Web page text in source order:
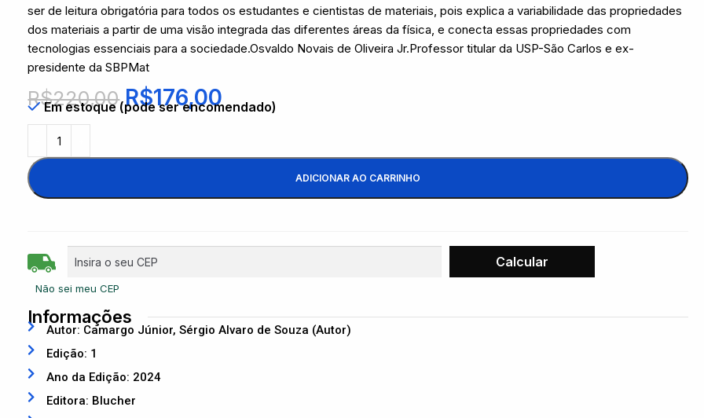
ser de leitura obrigatória para todos os estudantes e cientistas de materiais, pois explica a variabilidade das propriedades
dos materiais a partir de uma visão integrada das diferentes áreas da física, e conecta essas propriedades com
tecnologias essenciais para a sociedade.Osvaldo Novais de Oliveira Jr.Professor titular da USP-São Carlos e ex-
presidente da SBPMat
R$220,00 R$176,00
Em estoque (pode ser encomendado)
ADICIONAR AO CARRINHO
Não sei meu CEP
Informações
Autor: Camargo Júnior, Sérgio Alvaro de Souza (Autor)
Edição: 1
Ano da Edição: 2024
Editora: Blucher